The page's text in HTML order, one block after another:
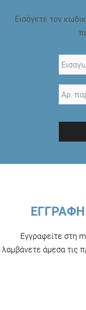
Εισάγετε τον
ΕΓΓΡΑΦΗ
Εγγραφείτε στη
λαμβάνετε άμεσα τις